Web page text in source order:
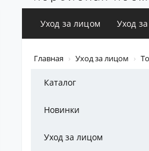
Уход за лицом Уход
Главная Уход за лицом
Каталог
Новинки
Уход за лицом